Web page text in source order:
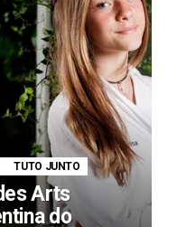
TUTO JUNTO
Arts
do